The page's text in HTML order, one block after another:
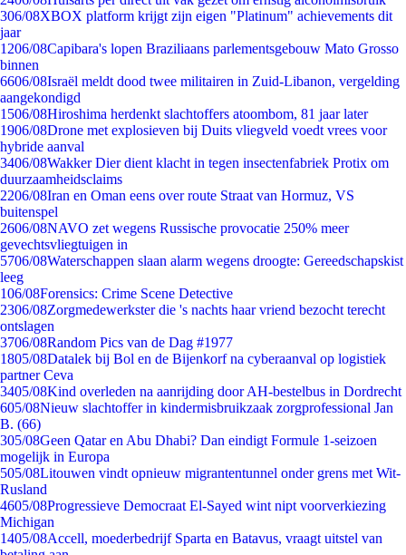
306/08XBOX platform krijgt zijn eigen "Platinum" achievements dit
jaar
1206/08Capibara's lopen Braziliaans parlementsgebouw Mato Grosso
binnen
6606/08Israël meldt dood twee militairen in Zuid-Libanon, vergelding
aangekondigd
1506/08Hiroshima herdenkt slachtoffers atoombom, 81 jaar later
1906/08Drone met explosieven bij Duits vliegveld voedt vrees voor
hybride aanval
3406/08Wakker Dier dient klacht in tegen insectenfabriek Protix om
duurzaamheidsclaims
2206/08Iran en Oman eens over route Straat van Hormuz, VS
buitenspel
2606/08NAVO zet wegens Russische provocatie 250% meer
gevechtsvliegtuigen in
5706/08Waterschappen slaan alarm wegens droogte: Gereedschapskist
leeg
106/08Forensics: Crime Scene Detective
2306/08Zorgmedewerkster die 's nachts haar vriend bezocht terecht
ontslagen
3706/08Random Pics van de Dag #1977
1805/08Datalek bij Bol en de Bijenkorf na cyberaanval op logistiek
partner Ceva
3405/08Kind overleden na aanrijding door AH-bestelbus in Dordrecht
605/08Nieuw slachtoffer in kindermisbruikzaak zorgprofessional Jan
B. (66)
305/08Geen Qatar en Abu Dhabi? Dan eindigt Formule 1-seizoen
mogelijk in Europa
505/08Litouwen vindt opnieuw migrantentunnel onder grens met Wit-
Rusland
4605/08Progressieve Democraat El-Sayed wint nipt voorverkiezing
Michigan
1405/08Accell, moederbedrijf Sparta en Batavus, vraagt uitstel van